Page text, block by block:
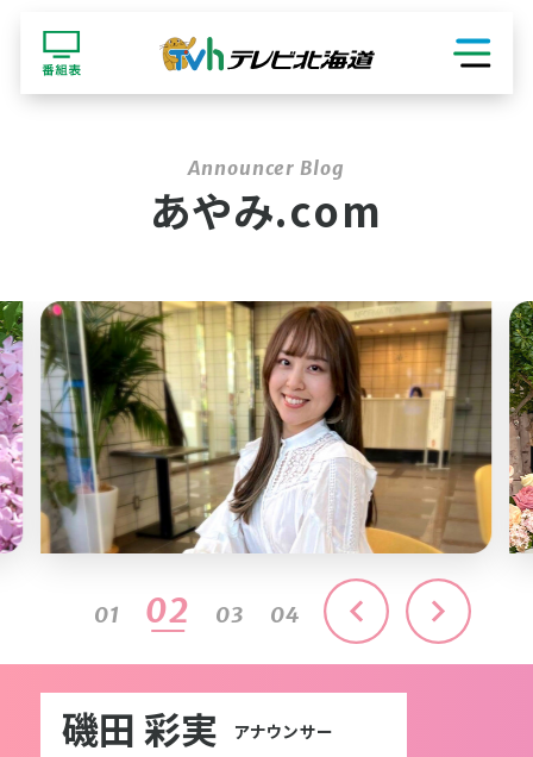
あやみ.com
磯田 彩実 アナウンサー
01 02 03 04